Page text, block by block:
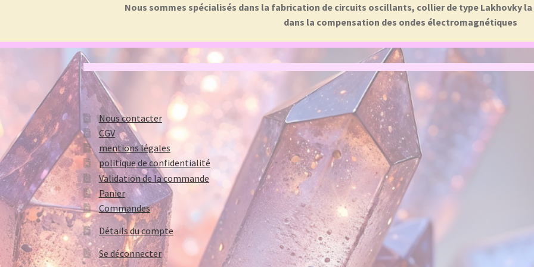
Nous sommes spécialisés dans la fabrication de circuits oscillants, collier de type Lakhovky la
dans la compensation des ondes électromagnétiques
Nous contacter
CGV
mentions légales
politique de confidentialité
Validation de la commande
Panier
Commandes
Détails du compte
Se déconnecter